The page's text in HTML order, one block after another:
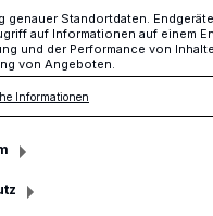
im
geehrt und der
genauer Standortdaten.
auf Informationen auf einem
und der Performance von
von Angeboten.
Informationen